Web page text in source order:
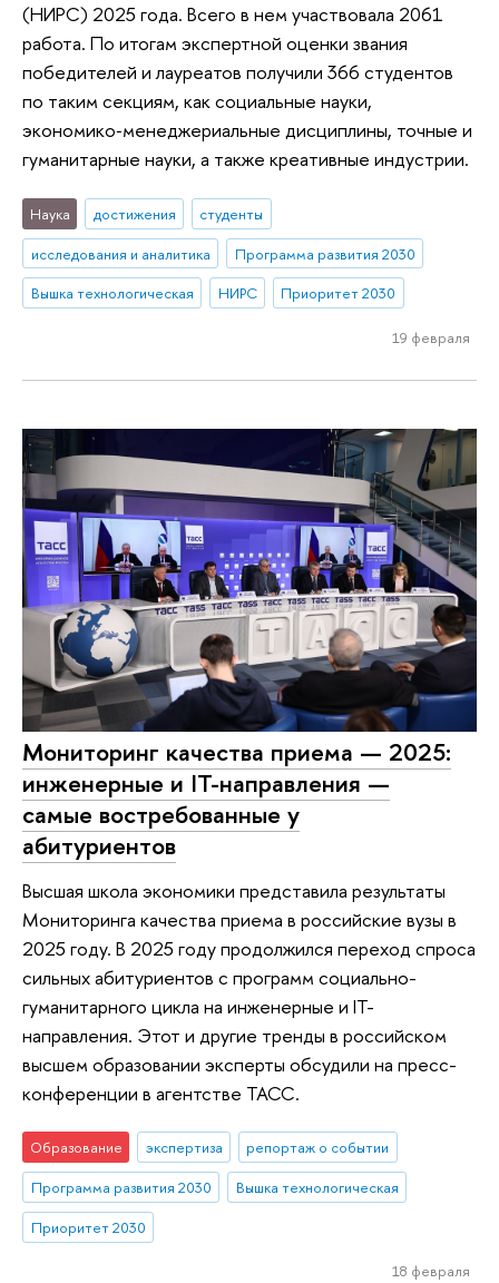
(НИРС) 2025 года. Всего в нем участвовала 2061
работа. По итогам экспертной оценки звания
победителей и лауреатов получили 366 студентов
по таким секциям, как социальные науки,
экономико‑менеджериальные дисциплины, точные и
гуманитарные науки, а также креативные индустрии.
Наука достижения
студенты
исследования и аналитика
Программа развития 2030
Вышка технологическая
НИРС Приоритет 2030
19 февраля
Мониторинг качества приема — 2025:
инженерные и IT-направления —
самые востребованные у
абитуриентов
Высшая школа экономики представила результаты
Мониторинга качества приема в российские вузы в
2025 году. В 2025 году продолжился переход спроса
сильных абитуриентов с программ социально-
гуманитарного цикла на инженерные и IT-
направления. Этот и другие тренды в российском
высшем образовании эксперты обсудили на пресс-
конференции в агентстве ТАСС.
Образование экспертиза
репортаж о событии
Программа развития 2030
Вышка технологическая
Приоритет 2030
18 февраля